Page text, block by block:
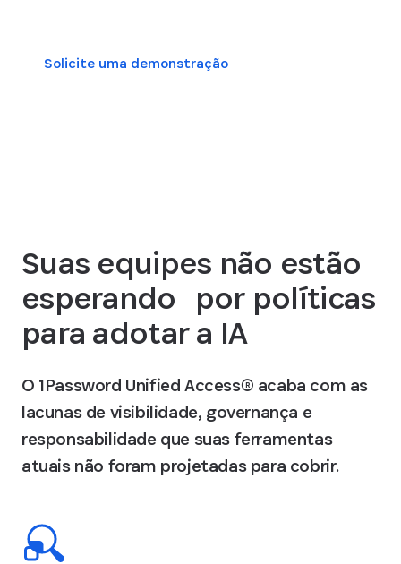
Solicite uma demonstração
Suas equipes não estão
esperando por políticas
para adotar a IA
O 1Password Unified Access® acaba com as
lacunas de visibilidade, governança e
responsabilidade que suas ferramentas
atuais não foram projetadas para cobrir.